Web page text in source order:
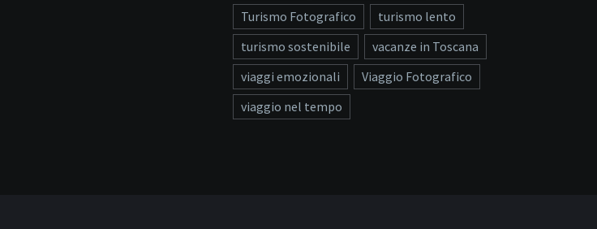
Turismo Fotografico
turismo lento
turismo sostenibile
vacanze in Toscana
viaggi emozionali
Viaggio Fotografico
viaggio nel tempo